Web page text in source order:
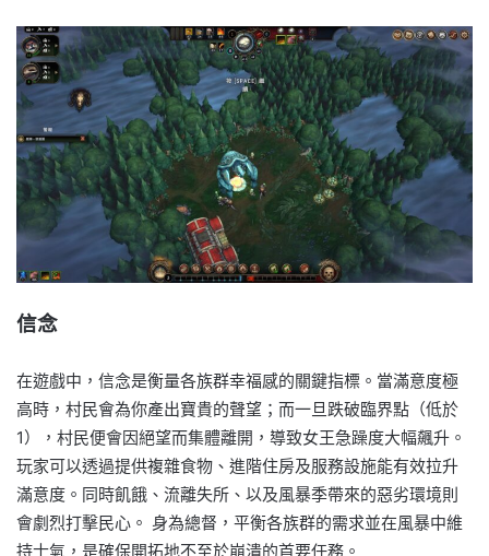
信念
在遊戲中，信念是衡量各族群幸福感的關鍵指標。當滿意度極
高時，村民會為你產出寶貴的聲望；而一旦跌破臨界點（低於
1），村民便會因絕望而集體離開，導致女王急躁度大幅飆升。
玩家可以透過提供複雜食物、進階住房及服務設施能有效拉升
滿意度。同時飢餓、流離失所、以及風暴季帶來的惡劣環境則
會劇烈打擊民心。 身為總督，平衡各族群的需求並在風暴中維
持士氣，是確保開拓地不至於崩潰的首要任務。